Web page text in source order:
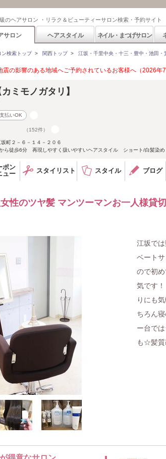
のヘアサロン ・リラク＆ビューティーサロン検索・予約サイト
サロン ヘアスタイル ネイル・まつげサロン
ン検索トップ> 関西トップ> 江坂・千里中央・十三・豊中・池田
震の影響のある地域へご予約されているお客様へ（2026年7
ミモノガタリ】
払いOK
（152件）
町２－６－１４－２０６
ら徒歩6分 再現しやすく扱いやすいヘアスタイル ショート/白髪染め
ポン
ュー
スタイリスト スタイル ブログ
性のツヤ髪 マンツーマンお一人様貸
江坂で
ベート
ので初
気です
りにも
ちろん
ー台で
も☆髪